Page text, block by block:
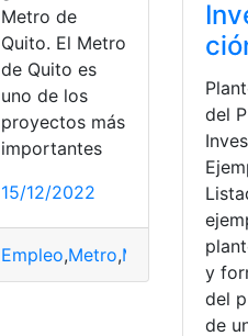
Metro de
Quito. El Metro
de Quito es
uno de los
proyectos más
importantes
15/12/2022
Empleo,Metro,Metro de Quito
del
y
del
de